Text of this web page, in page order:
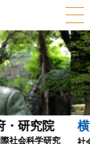
横浜国立大学
社会人のための学び直